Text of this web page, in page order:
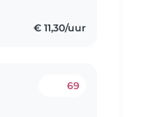
€ 11,30/uur
69